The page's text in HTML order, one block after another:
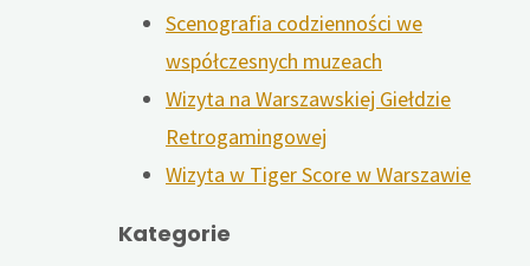
Scenografia codzienności we
współczesnych muzeach
Wizyta na Warszawskiej Giełdzie
Retrogamingowej
Wizyta w Tiger Score w Warszawie
Kategorie